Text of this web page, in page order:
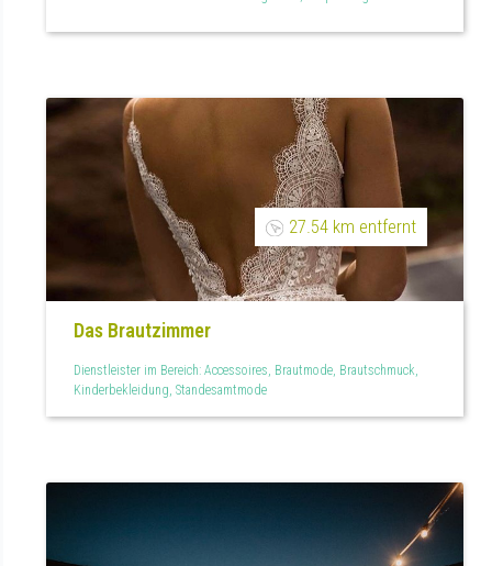
27.54 km entfernt
Das Brautzimmer
Dienstleister im Bereich: Accessoires, Brautmode, Brautschmuck,
Kinderbekleidung, Standesamtmode